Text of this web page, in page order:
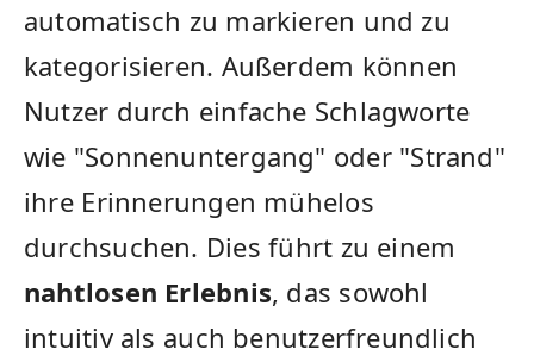
automatisch zu ‍markieren und ‌zu
kategorisieren. Außerdem⁢ können⁢
Nutzer durch einfache Schlagworte
wie "Sonnenuntergang" oder ⁤"Strand"
ihre⁢ Erinnerungen mühelos
‌durchsuchen. Dies⁤ führt zu‌ einem
nahtlosen Erlebnis, das sowohl⁣
intuitiv‍ als⁢ auch benutzerfreundlich